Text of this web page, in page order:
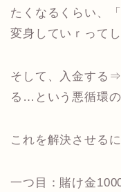
たくなるくらい、
変身していｒってし
そして、入金する
る…という悪循環の
これを解決させる
一つ目：賭け金